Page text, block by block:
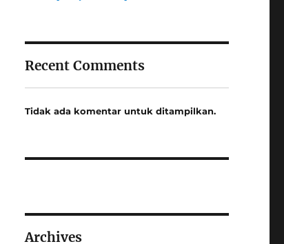
Recent Comments
Tidak ada komentar untuk ditampilkan.
Archives